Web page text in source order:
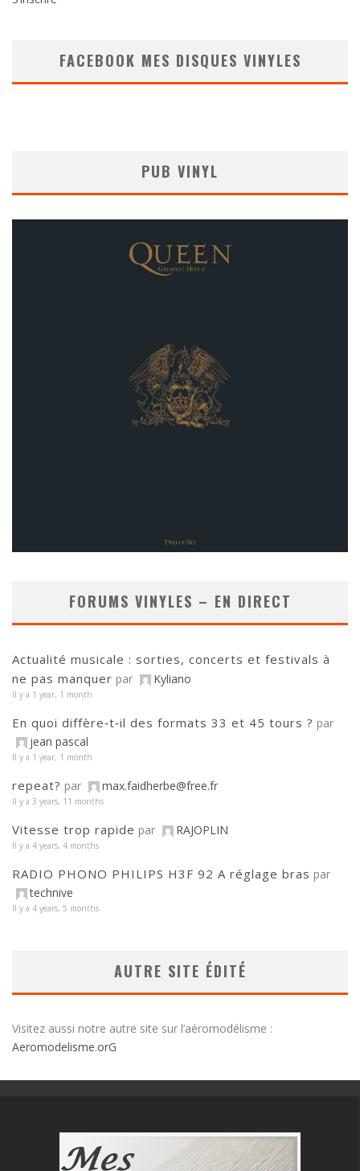
FACEBOOK MES DISQUES VINYLES
PUB VINYL
FORUMS VINYLES – EN DIRECT
Actualité musicale : sorties, concerts et festivals à
ne pas manquer par Kyliano
Il y a 1 year, 1 month
En quoi diffère‑t‑il des formats 33 et 45 tours ? par
jean pascal
Il y a 1 year, 1 month
repeat? par max.faidherbe@free.fr
Il y a 3 years, 11 months
Vitesse trop rapide par RAJOPLIN
Il y a 4 years, 4 months
RADIO PHONO PHILIPS H3F 92 A réglage bras par
technive
Il y a 4 years, 5 months
AUTRE SITE ÉDITÉ
Visitez aussi notre autre site sur l’aéromodélisme :
Aeromodelisme.orG